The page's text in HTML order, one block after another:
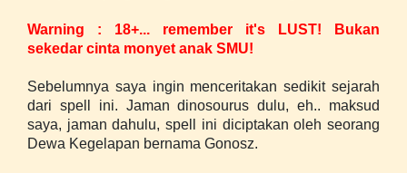
Warning : 18+... remember it's LUST! Bukan
sekedar cinta monyet anak SMU!
Sebelumnya saya ingin menceritakan sedikit sejarah
dari spell ini. Jaman dinosourus dulu, eh.. maksud
saya, jaman dahulu, spell ini diciptakan oleh seorang
Dewa Kegelapan bernama Gonosz.